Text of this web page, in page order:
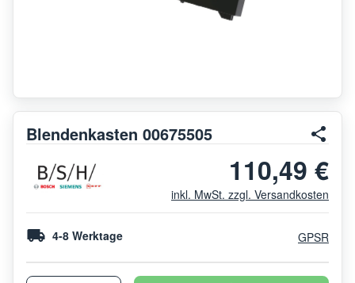
Blendenkasten 00675505
110,49 €
inkl. MwSt. zzgl. Versandkosten
4-8 Werktage GPSR